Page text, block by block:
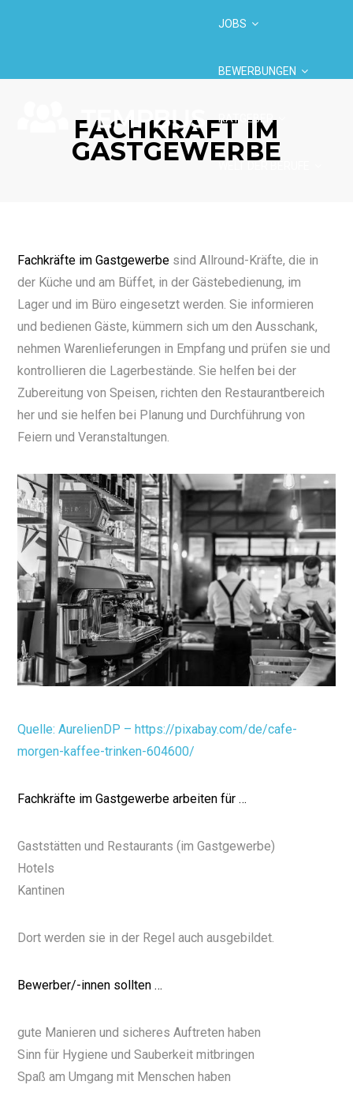
JOBS
BEWERBUNGEN
RATGEBER
FACHKRAFT IM
GASTGEWERBE
Fachkräfte im Gastgewerbe sind Allround-Kräfte, die in
der Küche und am Büffet, in der Gästebedienung, im
Lager und im Büro eingesetzt werden. Sie informieren
und bedienen Gäste, kümmern sich um den Ausschank,
nehmen Warenlieferungen in Empfang und prüfen sie und
kontrollieren die Lagerbestände. Sie helfen bei der
Zubereitung von Speisen, richten den Restaurantbereich
her und sie helfen bei Planung und Durchführung von
Feiern und Veranstaltungen.
Quelle: AurelienDP – https://pixabay.com/de/cafe-
morgen-kaffee-trinken-604600/
Fachkräfte im Gastgewerbe arbeiten für …
Gaststätten und Restaurants (im Gastgewerbe)
Hotels
Kantinen
Dort werden sie in der Regel auch ausgebildet.
Bewerber/-innen sollten …
gute Manieren und sicheres Auftreten haben
Sinn für Hygiene und Sauberkeit mitbringen
Spaß am Umgang mit Menschen haben